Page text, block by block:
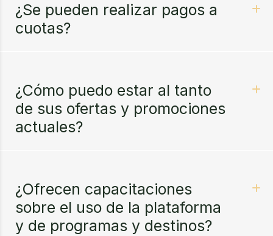
¿Se pueden realizar pagos a
cuotas?
¿Cómo puedo estar al tanto
de sus ofertas y promociones
actuales?
¿Ofrecen capacitaciones
sobre el uso de la plataforma
y de programas y destinos?